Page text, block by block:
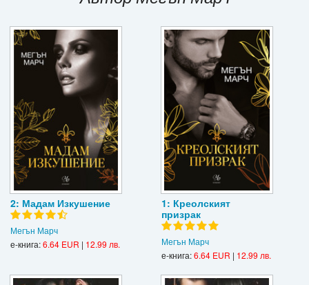
Подаръци
Промоции
Контакти
Вход
Регистрация
2: Мадам Изкушение
Мегън Марч
е-книга:6.64 EUR | 12.99 лв.
1: Креолският
призрак
Мегън Марч
е-книга:6.64 EUR | 12.99 лв.